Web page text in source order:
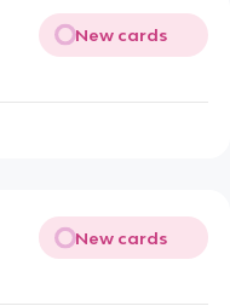
New cards
New cards